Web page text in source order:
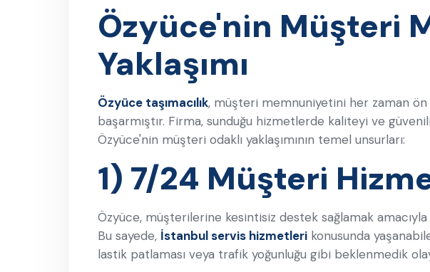
Özyüce'nin Müşteri
Yaklaşımı
Özyüce taşımacılık, müşteri memnuniyetini her zaman
başarmıştır. Firma, sunduğu hizmetlerde kaliteyi ve
Özyüce'nin müşteri odaklı yaklaşımının temel unsurları:
1) 7/24 Müşteri
Özyüce, müşterilerine kesintisiz destek sağlamak
Bu sayede, İstanbul servis hizmetleri konusunda
lastik patlaması veya trafik yoğunluğu gibi beklenmedik